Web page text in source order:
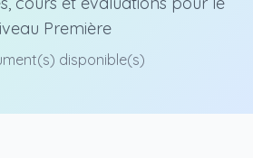
Première
disponible(s)